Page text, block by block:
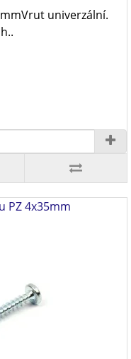
univerzální.
PZ 4x35mm